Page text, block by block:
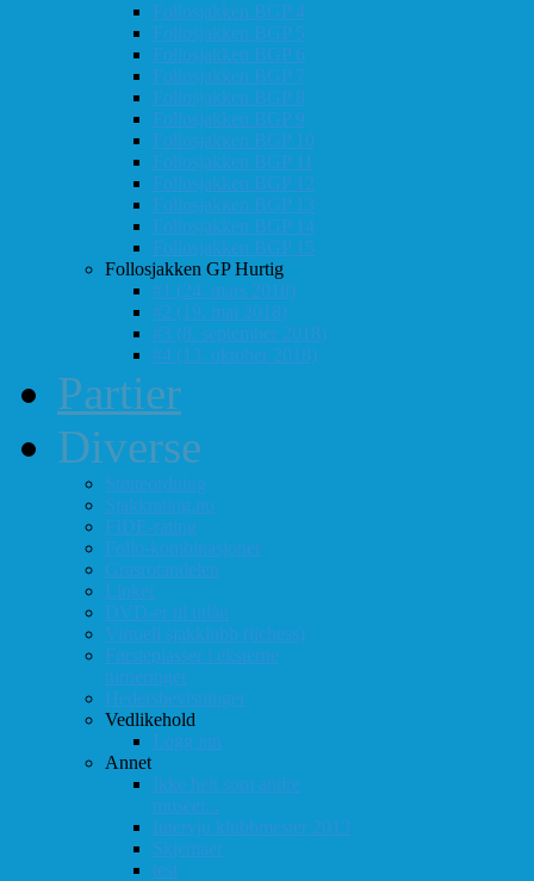
Follosjakken BGP 4
Follosjakken BGP 5
Follosjakken BGP 6
Follosjakken BGP 7
Follosjakken BGP 8
Follosjakken BGP 9
Follosjakken BGP 10
Follosjakken BGP 11
Follosjakken BGP 12
Follosjakken BGP 13
Follosjakken BGP 14
Follosjakken BGP 15
Follosjakken GP Hurtig
#1 (24. mars 2018)
#2 (19. mai 2018)
#3 (8. september 2018)
#4 (13. oktober 2018)
Partier
Diverse
Støtteordning
Sjakkrating.no
FIDE-rating
Follo-kombinasjoner
Grasrotandelen
Linker
DVD-er til utlån
Virtuell sjakklubb (lichess)
Førsteplasser i eksterne
turneringer
Hedersbevisninger
Vedlikehold
Logg inn
Annet
Ikke helt som andre
muséer...
Intervju klubbmester 2013
Skjemaer
test